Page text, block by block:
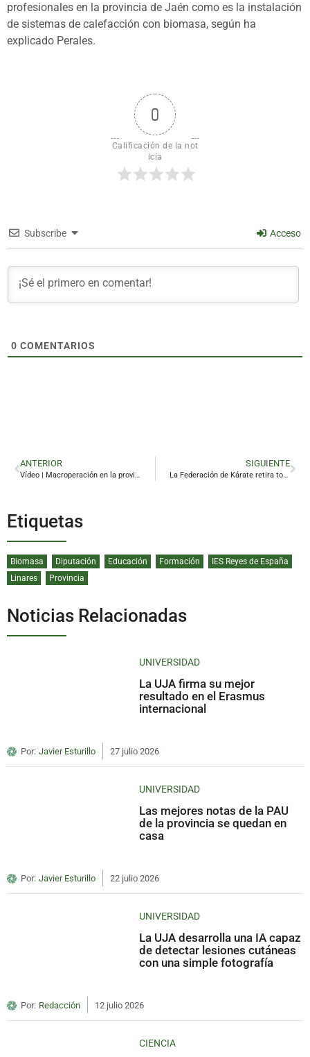
profesionales en la provincia de Jaén como es la instalación
de sistemas de calefacción con biomasa, según ha
explicado Perales.
0
Calificación de la not
icia
Subscribe Acceso
0 COMENTARIOS
ANTERIOR
Vídeo | Macroperación en la provincia contra una «organización criminal» de tráfico de drogas
SIGUIENTE
La Federación de Kárate retira todas las distinciones al dueño del gimnasio de Linares condenado por abusos
Etiquetas
Biomasa Diputación Educación Formación
IES Reyes de España
Linares
Provincia
Noticias Relacionadas
UNIVERSIDAD
La UJA firma su mejor
resultado en el Erasmus
internacional
Por: Javier Esturillo 27 julio 2026
UNIVERSIDAD
Las mejores notas de la PAU
de la provincia se quedan en
casa
Por: Javier Esturillo 22 julio 2026
UNIVERSIDAD
La UJA desarrolla una IA capaz
de detectar lesiones cutáneas
con una simple fotografía
Por: Redacción 12 julio 2026
CIENCIA